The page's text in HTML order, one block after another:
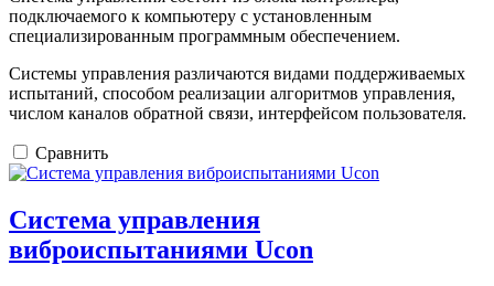
подключаемого к компьютеру с установленным
специализированным программным обеспечением.
Системы управления различаются видами поддерживаемых
испытаний, способом реализации алгоритмов управления,
числом каналов обратной связи, интерфейсом пользователя.
Сравнить
Система управления
виброиспытаниями Ucon